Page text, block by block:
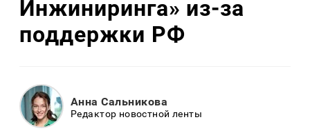
Инжиниринга» из-за
поддержки РФ
Анна Сальникова
Редактор новостной ленты